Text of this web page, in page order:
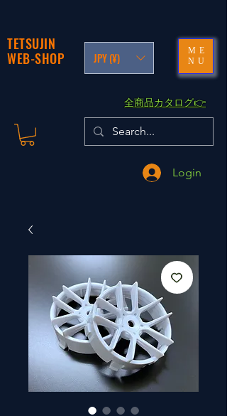
TETSUJIN
WEB-SHOP
JPY (¥)
ME
NU
​全商品カタログ👉
Login